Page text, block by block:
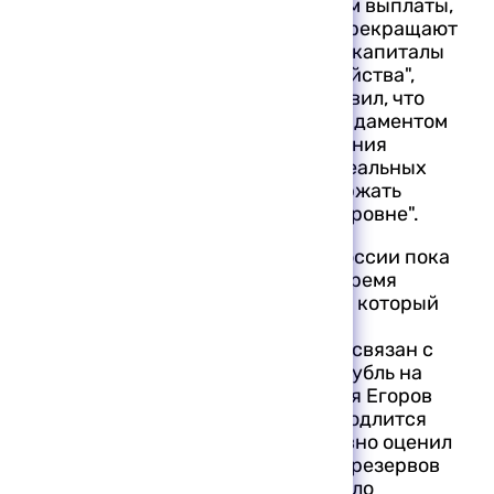
коммерческим банкам, отсрочив им выплаты,
последние отвечают тем, что "не прекращают
свою деятельность, а наращивают капиталы
для обслуживания народного хозяйства",
указал руководитель АРБ. Он добавил, что
"банковская система является фундаментом
развития экономики и существования
государства, и надо исходить из реальных
возможностей, которые могут удержать
банковскую систему на должном уровне".
У Центробанка и правительства России пока
есть возможности определенное время
держать курс рубля на том уровне, который
Наблюдаемый рост курса доллара связан с
возможностями ЦБР удерживать рубль на
необходимом уровне. В то же время Егоров
затруднился сказать, как долго продлится
такая ситуация. Глава АРБ позитивно оценил
факт увеличения золотовалютных резервов
Банка России, отметив, что это стало